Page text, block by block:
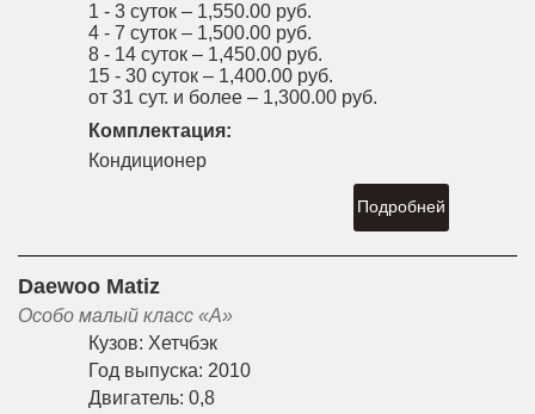
1 - 3 суток – 1,550.00 руб.
4 - 7 суток – 1,500.00 руб.
8 - 14 суток – 1,450.00 руб.
15 - 30 суток – 1,400.00 руб.
от 31 сут. и более – 1,300.00 руб.
Комплектация:
Кондиционер
Подробней
Daewoo Matiz
Особо малый класс «A»
Кузов: Хетчбэк
Год выпуска: 2010
Двигатель: 0,8